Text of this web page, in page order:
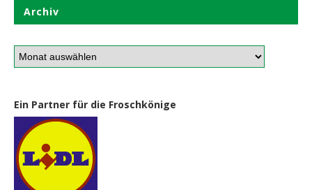
Archiv
Ein Partner für die Froschkönige